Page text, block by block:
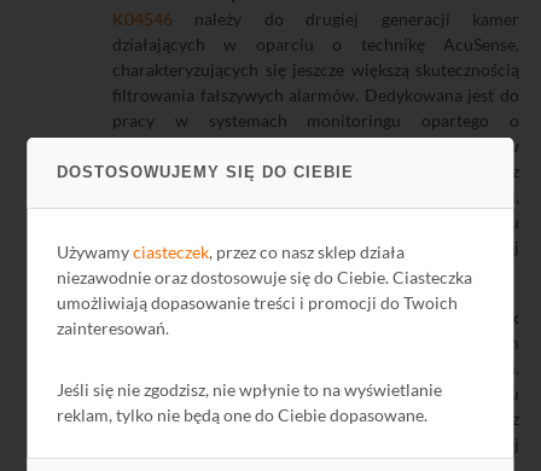
DOSTOSOWUJEMY SIĘ DO CIEBIE
Używamyciasteczek, przez co nasz sklep działa
niezawodnie oraz dostosowuje się do Ciebie. Ciasteczka
umożliwiają dopasowanie treści i promocji do Twoich
zainteresowań.
Jeśli się nie zgodzisz, nie wpłynie to na wyświetlanie
reklam, tylko nie będą one do Ciebie dopasowane.
K04546 należy do drugiej generacji kamer
działających w oparciu o technikę AcuSense,
charakteryzujących się jeszcze większą skutecznością
filtrowania fałszywych alarmów. Dedykowana jest do
pracy w systemach monitoringu opartego o
rejestratory IP. Kamera wyposażona jest w
przetwornik 1/2" CMOS o rozdzielczości 8 Mpix oraz
oświetlacz podczerwieni o zasięgu do 50 m,
zapewniający prawidłową widoczność w przypadku
braku oświetlenia. Posiada obiektyw o stałej
ogniskowej 2,8 mm o kącie widzenia 110°.
Taśma stalowa 19x0,7mm 50 m nierdzewna (gatunek
umieszczona jest w wygodnym
plastikowym podajniku pełniącym rolę opakowania.
Taśma używana jest między innymi do montażu
zawiesi tworząc opaski mocujące wsporniki oraz
stelaże na słupach. Wykonana ze stali nierdzewnej